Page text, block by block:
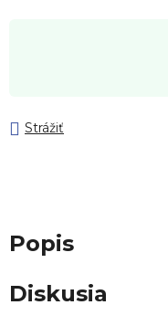
Strážiť
Popis
Diskusia